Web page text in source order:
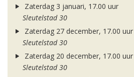
Zaterdag 3 januari, 17.00 uur
Sleutelstad 30
Zaterdag 27 december, 17.00 uur
Sleutelstad 30
Zaterdag 20 december, 17.00 uur
Sleutelstad 30